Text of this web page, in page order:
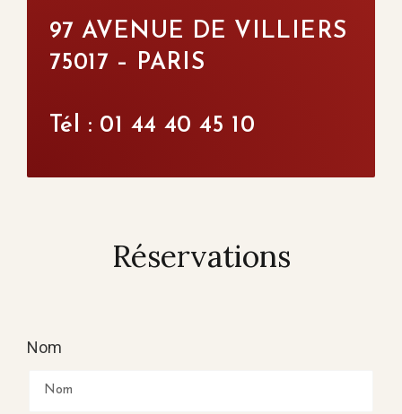
97 AVENUE DE VILLIERS
75017 – PARIS
Tél : 01 44 40 45 10
Réservations
Nom